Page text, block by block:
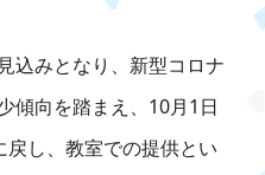
込みとなり、新型コロナ
傾向を踏まえ、10月1日
し、教室での提供とい